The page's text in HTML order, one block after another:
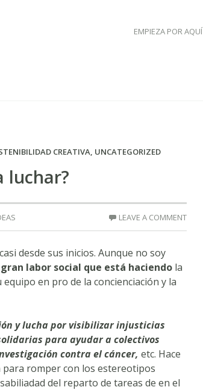
SKIP TO CONTENT
EMPIEZA POR AQUÍ
CREATIVA, UNCATEGORIZED
luchar?
LEAVE A COMMENT
desde sus inicios. Aunque no soy
labor social que está haciendo la
equipo en pro de la concienciación y la
y lucha por visibilizar injusticias
para ayudar a colectivos
contra el cáncer, etc. Hace
romper con los estereotipos
del reparto de tareas de en el